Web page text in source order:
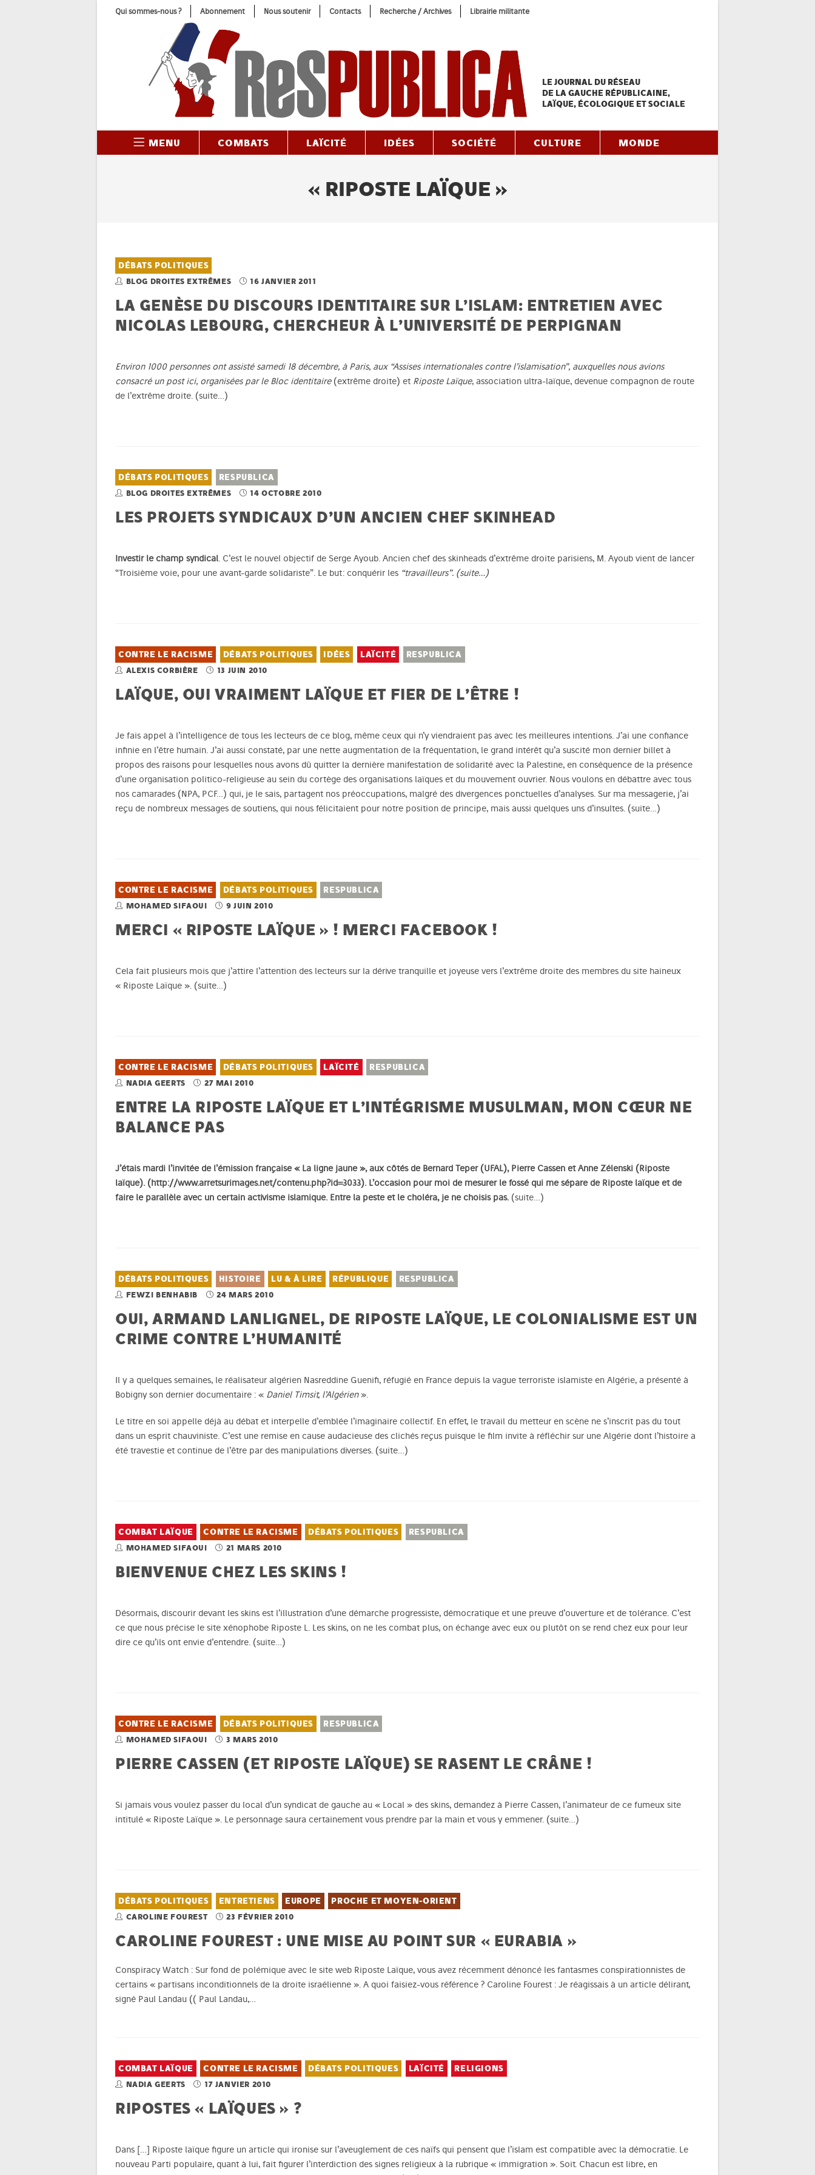
Qui sommes-nous ? Abonnement Nous soutenir Contacts Recherche / Archives Librairie militante
LE JOURNAL DU RÉSEAU
DE LA GAUCHE RÉPUBLICAINE,
LAÏQUE, ÉCOLOGIQUE ET SOCIALE
MENU COMBATS LAÏCITÉ IDÉES SOCIÉTÉ CULTURE MONDE
« RIPOSTE LAÏQUE »
DÉBATS POLITIQUES
BLOG DROITES EXTRÊMES 16 JANVIER 2011
LA GENÈSE DU DISCOURS IDENTITAIRE SUR L’ISLAM: ENTRETIEN AVEC
NICOLAS LEBOURG, CHERCHEUR À L’UNIVERSITÉ DE PERPIGNAN
Environ 1000 personnes ont assisté samedi 18 décembre, à Paris, aux “Assises internationales contre l’islamisation”, auxquelles nous avions
consacré un post ici, organisées par le Bloc identitaire(extrême droite) et Riposte Laïque, association ultra-laïque, devenue compagnon de route
de l’extrême droite. (suite…)
DÉBATS POLITIQUES RESPUBLICA
BLOG DROITES EXTRÊMES 14 OCTOBRE 2010
LES PROJETS SYNDICAUX D’UN ANCIEN CHEF SKINHEAD
Investir le champ syndical. C’est le nouvel objectif de Serge Ayoub. Ancien chef des skinheads d’extrême droite parisiens, M. Ayoub vient de lancer
“Troisième voie, pour une avant-garde solidariste”. Le but: conquérir les “travailleurs”. (suite…)
CONTRE LE RACISME DÉBATS POLITIQUES IDÉES LAÏCITÉ RESPUBLICA
ALEXIS CORBIÈRE 13 JUIN 2010
LAÏQUE, OUI VRAIMENT LAÏQUE ET FIER DE L’ÊTRE !
Je fais appel à l’intelligence de tous les lecteurs de ce blog, même ceux qui n’y viendraient pas avec les meilleures intentions. J’ai une confiance
infinie en l’être humain. J’ai aussi constaté, par une nette augmentation de la fréquentation, le grand intérêt qu’a suscité mon dernier billet à
propos des raisons pour lesquelles nous avons dû quitter la dernière manifestation de solidarité avec la Palestine, en conséquence de la présence
d’une organisation politico-religieuse au sein du cortège des organisations laïques et du mouvement ouvrier. Nous voulons en débattre avec tous
nos camarades (NPA, PCF…) qui, je le sais, partagent nos préoccupations, malgré des divergences ponctuelles d’analyses. Sur ma messagerie, j’ai
reçu de nombreux messages de soutiens, qui nous félicitaient pour notre position de principe, mais aussi quelques uns d’insultes. (suite…)
CONTRE LE RACISME DÉBATS POLITIQUES RESPUBLICA
MOHAMED SIFAOUI 9 JUIN 2010
MERCI « RIPOSTE LAÏQUE » ! MERCI FACEBOOK !
Cela fait plusieurs mois que j’attire l’attention des lecteurs sur la dérive tranquille et joyeuse vers l’extrême droite des membres du site haineux
« Riposte Laïque ». (suite…)
CONTRE LE RACISME DÉBATS POLITIQUES LAÏCITÉ RESPUBLICA
NADIA GEERTS 27 MAI 2010
ENTRE LA RIPOSTE LAÏQUE ET L’INTÉGRISME MUSULMAN, MON CŒUR NE
BALANCE PAS
J’étais mardi l’invitée de l’émission française « La ligne jaune », aux côtés de Bernard Teper (UFAL), Pierre Cassen et Anne Zélenski (Riposte
laïque). (http://www.arretsurimages.net/contenu.php?id=3033). L’occasion pour moi de mesurer le fossé qui me sépare de Riposte laïque et de
faire le parallèle avec un certain activisme islamique. Entre la peste et le choléra, je ne choisis pas. (suite…)
DÉBATS POLITIQUES HISTOIRE LU & À LIRE RÉPUBLIQUE RESPUBLICA
FEWZI BENHABIB 24 MARS 2010
OUI, ARMAND LANLIGNEL, DE RIPOSTE LAÏQUE, LE COLONIALISME EST UN
CRIME CONTRE L’HUMANITÉ
Il y a quelques semaines, le réalisateur algérien Nasreddine Guenifi, réfugié en France depuis la vague terroriste islamiste en Algérie, a présenté à
Bobigny son dernier documentaire : « Daniel Timsit, l’Algérien».
Le titre en soi appelle déjà au débat et interpelle d’emblée l’imaginaire collectif. En effet, le travail du metteur en scène ne s’inscrit pas du tout
dans un esprit chauviniste. C’est une remise en cause audacieuse des clichés reçus puisque le film invite à réfléchir sur une Algérie dont l’histoire a
été travestie et continue de l’être par des manipulations diverses. (suite…)
COMBAT LAÏQUE CONTRE LE RACISME DÉBATS POLITIQUES RESPUBLICA
MOHAMED SIFAOUI 21 MARS 2010
BIENVENUE CHEZ LES SKINS !
Désormais, discourir devant les skins est l’illustration d’une démarche progressiste, démocratique et une preuve d’ouverture et de tolérance. C’est
ce que nous précise le site xénophobe Riposte L. Les skins, on ne les combat plus, on échange avec eux ou plutôt on se rend chez eux pour leur
dire ce qu’ils ont envie d’entendre. (suite…)
CONTRE LE RACISME DÉBATS POLITIQUES RESPUBLICA
MOHAMED SIFAOUI 3 MARS 2010
PIERRE CASSEN (ET RIPOSTE LAÏQUE) SE RASENT LE CRÂNE !
Si jamais vous voulez passer du local d’un syndicat de gauche au « Local » des skins, demandez à Pierre Cassen, l’animateur de ce fumeux site
intitulé « Riposte Laïque ». Le personnage saura certainement vous prendre par la main et vous y emmener. (suite…)
DÉBATS POLITIQUES ENTRETIENS EUROPE PROCHE ET MOYEN-ORIENT
CAROLINE FOUREST 23 FÉVRIER 2010
CAROLINE FOUREST : UNE MISE AU POINT SUR « EURABIA »
Conspiracy Watch : Sur fond de polémique avec le site web Riposte Laïque, vous avez récemment dénoncé les fantasmes conspirationnistes de
certains « partisans inconditionnels de la droite israélienne ». A quoi faisiez-vous référence ? Caroline Fourest : Je réagissais à un article délirant,
signé Paul Landau (( Paul Landau,…
COMBAT LAÏQUE CONTRE LE RACISME DÉBATS POLITIQUES LAÏCITÉ RELIGIONS
NADIA GEERTS 17 JANVIER 2010
RIPOSTES « LAÏQUES » ?
Dans […] Riposte laïque figure un article qui ironise sur l’aveuglement de ces naïfs qui pensent que l’islam est compatible avec la démocratie. Le
nouveau Parti populaire, quant à lui, fait figurer l’interdiction des signes religieux à la rubrique « immigration ». Soit. Chacun est libre, en